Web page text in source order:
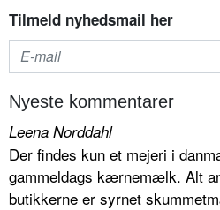
Tilmeld nyhedsmail her
Nyeste kommentarer
Leena Norddahl
Der findes kun et mejeri i
gammeldags kærnemælk. Alt
butikkerne er syrnet